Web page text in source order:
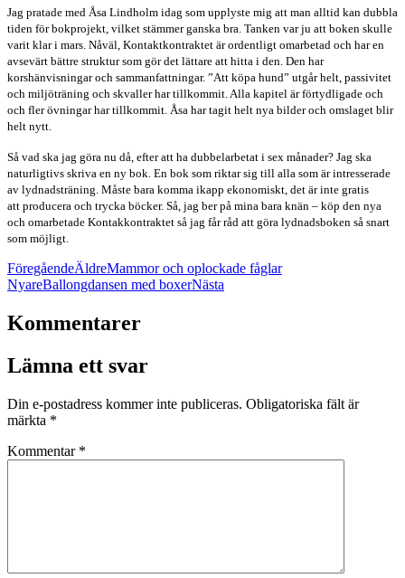
Jag pratade med Åsa Lindholm idag som upplyste mig att man alltid kan dubbla
tiden för bokprojekt, vilket stämmer ganska bra. Tanken var ju att boken skulle
varit klar i mars. Nåväl, Kontaktkontraktet är ordentligt omarbetad och har en
avsevärt bättre struktur som gör det lättare att hitta i den. Den har
korshänvisningar och sammanfattningar. ”Att köpa hund” utgår helt, passivitet
och miljöträning och skvaller har tillkommit. Alla kapitel är förtydligade och
och fler övningar har tillkommit. Åsa har tagit helt nya bilder och omslaget blir
helt nytt.
Så vad ska jag göra nu då, efter att ha dubbelarbetat i sex månader? Jag ska
naturligtivs skriva en ny bok. En bok som riktar sig till alla som är intresserade
av lydnadsträning. Måste bara komma ikapp ekonomiskt, det är inte gratis
att producera och trycka böcker. Så, jag ber på mina bara knän – köp den nya
och omarbetade Kontakkontraktet så jag får råd att göra lydnadsboken så snart
som möjligt.
FöregåendeÄldreMammor och oplockade fåglar
NyareBallongdansen med boxerNästa
Kommentarer
Lämna ett svar
Din e-postadress kommer inte publiceras. Obligatoriska fält är
märkta *
Kommentar *